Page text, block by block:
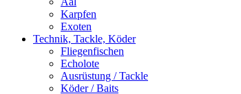
Karpfen
Exoten
Technik, Tackle, Köder
Fliegenfischen
Echolote
Ausrüstung / Tackle
Köder / Baits